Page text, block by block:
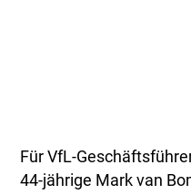
Für VfL-
44-jährige Mark van